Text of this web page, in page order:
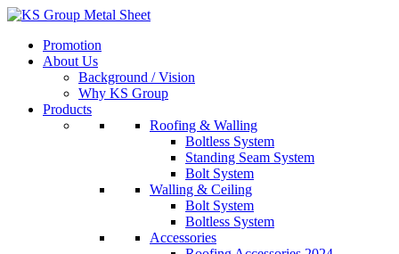
Skip
contentPromotion
About Us
Background / Vision
Why KS Group
Products
Roofing & Walling
Boltless System
Standing Seam System
Bolt System
Walling & Ceiling
Bolt System
Boltless System
Accessories